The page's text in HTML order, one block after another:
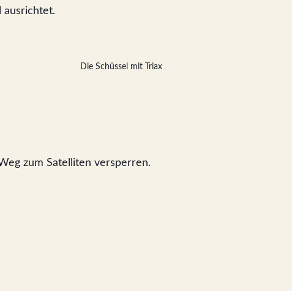
ausrichtet.
Die Schüssel mit Triax
zum Satelliten versperren.